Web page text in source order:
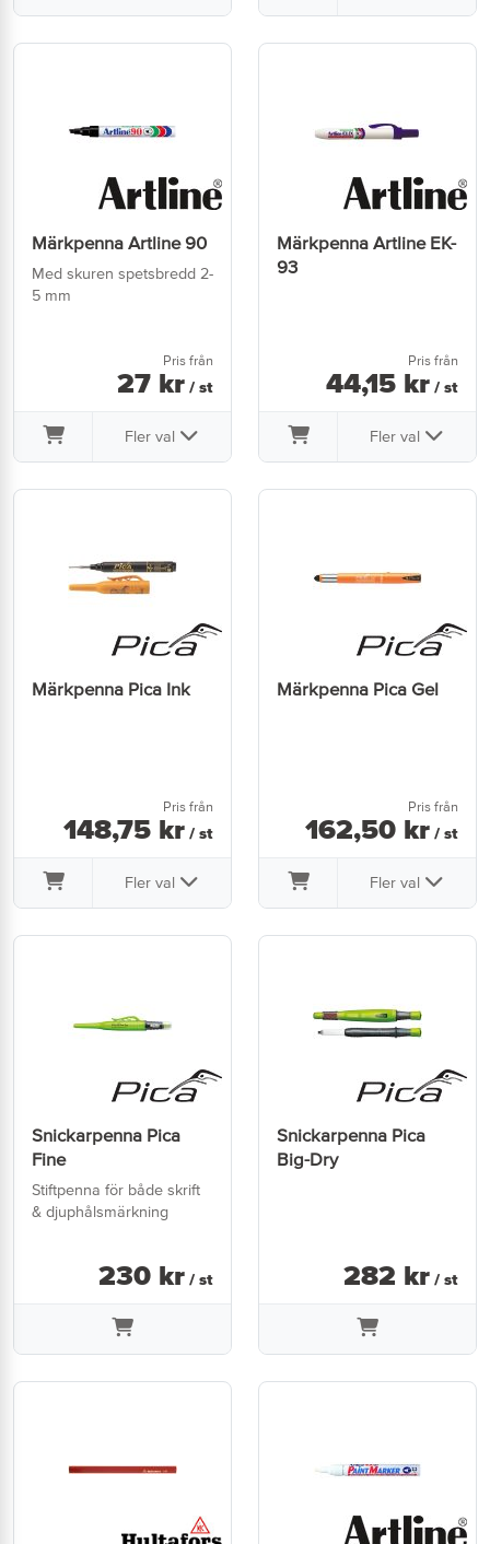
Märkpenna Artline 90
Med skuren spetsbredd 2-
5 mm
Pris från
27 kr / st
Fler val
Märkpenna Artline EK-
93
Pris från
44,15 kr / st
Fler val
Märkpenna Pica Ink
Pris från
148,75 kr / st
Fler val
Märkpenna Pica Gel
Pris från
162,50 kr / st
Fler val
Snickarpenna Pica
Fine
Stiftpenna för både skrift
& djuphålsmärkning
230 kr / st
Snickarpenna Pica
Big-Dry
282 kr / st